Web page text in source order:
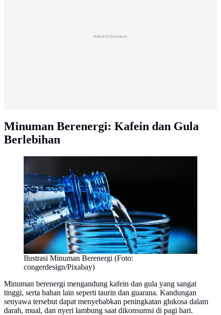
Advertisement
Minuman Berenergi: Kafein dan Gula
Berlebihan
Ilustrasi Minuman Berenergi (Foto:
congerdesign/Pixabay)
Minuman berenergi mengandung kafein dan gula yang sangat
tinggi, serta bahan lain seperti taurin dan guarana. Kandungan
senyawa tersebut dapat menyebabkan peningkatan glukosa dalam
darah, mual, dan nyeri lambung saat dikonsumsi di pagi hari.